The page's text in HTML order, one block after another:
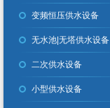
变频恒压供水设备
无水池|无塔供水设备
二次供水设备
小型供水设备